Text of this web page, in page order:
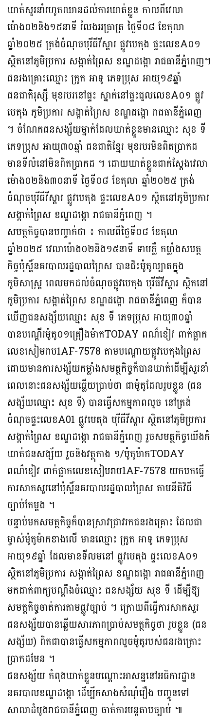
ឃាត់សួរនាំរហូតឈានដល់ការឃាត់ខ្លួន កាលពីវេលា
ម៉ោង០២និង១៥នាទី រំលងអធ្រាត្រ ថ្ងៃទី០៨ ខែតុលា
ឆ្នាំ២០២៥ ត្រង់ចំណុចបុរីធីវីស្ដារ ផ្លូវបេតុង ផ្ទះលេខA០១
ស្ថិតនៅភូមិប្រការ សង្កាត់ព្រៃស ខណ្ឌដង្កោ រាជធានីភ្នំពេញ។
ជនរងគ្រោះឈ្មោះ ក្រូត អាទូ ភេទប្រុស អាយុ១៩ឆ្នាំ
ជនជាតិរុស្សី មុខរបរនៅផ្ទះ ស្នាក់នៅផ្ទះជួលលេខA០១ ផ្លូវ
បេតុង ភូមិប្រការ សង្កាត់ព្រៃស ខណ្ឌដង្កោ រាជធានីភ្នំពេញ
។ ចំណែកជនសង្ស័យម្នាក់ដែលឃាត់ខ្លួនមានឈ្មោះ សុខ ទី
ភេទប្រុស អាយុ៣០ឆ្នាំ ជនជាតិខ្មែរ មុខរបរមិនពិតប្រាកដ
មានទីលំនៅមិនពិតប្រាកដ ។ ដោយឃាត់ខ្លួនជាក់ស្តែងវេលា
ម៉ោង០២និង៣០នាទី ថ្ងៃទី០៨ ខែតុលា ឆ្នាំ២០២៥ ត្រង់
ចំណុចបុរីធីវីស្ដារ ផ្លូវបេតុង ផ្ទះលេខA០១ ស្ថិតនៅភូមិប្រការ
សង្កាត់ព្រៃស ខណ្ឌដង្កោ រាជធានីភ្នំពេញ ។
សមត្ថកិច្ចបានបញ្ចាក់ថា ៖ កាលពីថ្ងៃទី០៨ ខែតុលា
ឆ្នាំ២០២៥ វេលាម៉ោង០២និង១៥នាទី ទាបភ្លឺ កម្លាំងសមត្ថ
កិច្ចប៉ុស្ដិ៍នគរបាលរដ្ឋបាលព្រៃស បានជិះម៉ូតូល្បាតក្នុង
ភូមិសាស្ត្រ ពេលមកដល់ចំណុចផ្លូវបេតុង បុរីធីវីស្តារ ស្ថិតនៅ
ភូមិប្រការ សង្កាត់ព្រៃស ខណ្ឌដង្កោ រាជធានីភ្នំពេញ ក៏បាន
ឃើញជនសង្ស័យឈ្មោះ សុខ ទី ភេទប្រុស អាយុ៣០ឆ្នាំ
បានបណ្ដើរម៉ូតូ០១គ្រឿងម៉ាកTODAY ពណ៌ខៀវ ពាក់ផ្លាក
លេខសៀមរាប1AF-7578 តាមបណ្ដោយផ្លូវបេតុងព្រៃស
ដោយមានការសង្ស័យកម្លាំងសមត្ថកិច្ចក៏បានឃាត់ដើម្បីសួរនាំ
ពេលនោះជនសង្ស័យឆ្លើយប្រាប់ថា ជាម៉ូតូដែលរូបខ្លួន (ជន
សង្ស័យឈ្មោះ សុខ ទី) បានធ្វើសកម្មភាពលួច នៅត្រង់
ចំណុចផ្ទះលេខA01 ផ្លូវបេតុង បុរីធីវីស្ដារ ស្ថិតនៅភូមិប្រការ
សង្កាត់ព្រៃស ខណ្ឌដង្កោ រាជធានីភ្នំពេញ រួចសមត្ថកិច្ចយើងក៏
ឃាត់ជនសង្ស័យ រួចនិងវត្ថុតាង ១/ម៉ូតូម៉ាកTODAY
ពណ៌ខៀវ ពាក់ផ្លាកលេខសៀមរាប1AF-7578 យកមកធ្វើ
ការសាកសួរនៅប៉ុស្ដិ៍នគរបាលរដ្ឋបាលព្រៃស តាមនីតិវិធី
ច្បាប់តែម្ដង ។
បន្ទាប់មកសមត្ថកិច្ចក៏បានស្រាវជ្រាវរកជនរងគ្រោះ ដែលជា
ម្ចាស់ម៉ូតូម៉ាកខាងលើ មានឈ្មោះ ក្រូត អាទូ ភេទប្រុស
អាយុ១៩ឆ្នាំ ដែលមានទីលមនៅ ផ្លូវបេតុង ផ្ទះលេខA០១
ស្ថិតនៅភូមិប្រការ សង្កាត់ព្រៃស ខណ្ឌដង្កោ រាជធានីភ្នំពេញ
មកដាក់ពាក្យបណ្ដឹងចំឈ្មោះ ជនសង្ស័យ សុខ ទី ដើម្បីឱ្យ
សមត្តកិច្ចចាត់ការតាមផ្លូវច្បាប់ ។ ក្រោយពីធ្វើការសាកសួរ
ជនសង្ស័យបានឆ្លើយសារភាពប្រាប់សមត្ថកិច្ចថា រូបខ្លួន (ជន
សង្ស័យ) ពិតជាបានធ្វើសកម្មភាពលួចម៉ូតូរបស់ជនរងគ្រោះ
ប្រាកដមែន ។
ជនសង្ស័យ កំពុងឃាត់ខ្លួនបណ្ដោះអាសន្ននៅអធិការដ្ឋាន
នគរបាលខណ្ឌដង្កោ ដេីម្បីកសាងសំណុំរឿង បញ្ចូនទៅ
សាលាដំបូងរាជធានីភ្នំពេញ ចាត់ការបន្តតាមច្បាប់ ៕